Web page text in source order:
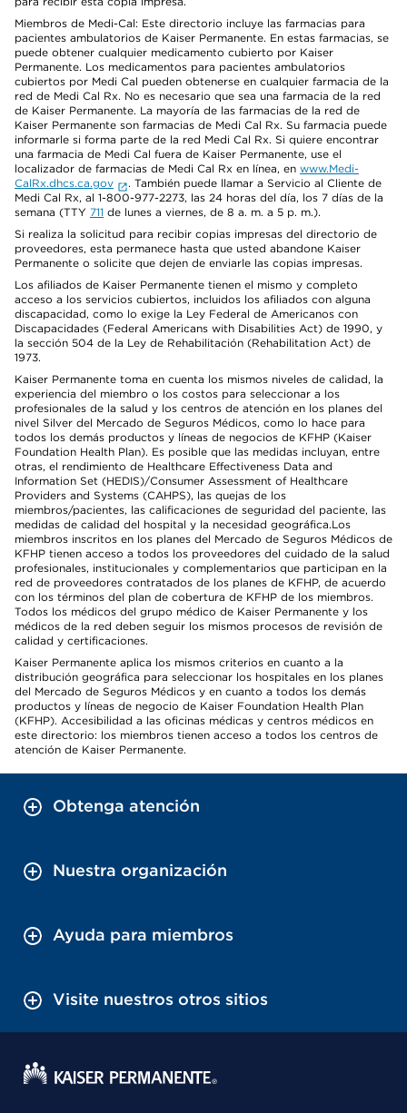
Miembros de Medi-Cal: Este directorio incluye las farmacias para
pacientes ambulatorios de Kaiser Permanente. En estas farmacias, se
puede obtener cualquier medicamento cubierto por Kaiser
Permanente. Los medicamentos para pacientes ambulatorios
cubiertos por Medi Cal pueden obtenerse en cualquier farmacia de la
red de Medi Cal Rx. No es necesario que sea una farmacia de la red
de Kaiser Permanente. La mayoría de las farmacias de la red de
Kaiser Permanente son farmacias de Medi Cal Rx. Su farmacia puede
informarle si forma parte de la red Medi Cal Rx. Si quiere encontrar
una farmacia de Medi Cal fuera de Kaiser Permanente, use el
localizador de farmacias de Medi Cal Rx en línea, en www.Medi-
CalRx.dhcs.ca.gov
. También puede llamar a Servicio al Cliente de
Medi Cal Rx, al 1-800-977-2273, las 24 horas del día, los 7 días de la
semana (TTY 711 de lunes a viernes, de 8 a. m. a 5 p. m.).
Si realiza la solicitud para recibir copias impresas del directorio de
proveedores, esta permanece hasta que usted abandone Kaiser
Permanente o solicite que dejen de enviarle las copias impresas.
Los afiliados de Kaiser Permanente tienen el mismo y completo
acceso a los servicios cubiertos, incluidos los afiliados con alguna
discapacidad, como lo exige la Ley Federal de Americanos con
Discapacidades (Federal Americans with Disabilities Act) de 1990, y
la sección 504 de la Ley de Rehabilitación (Rehabilitation Act) de
1973.
Kaiser Permanente toma en cuenta los mismos niveles de calidad, la
experiencia del miembro o los costos para seleccionar a los
profesionales de la salud y los centros de atención en los planes del
nivel Silver del Mercado de Seguros Médicos, como lo hace para
todos los demás productos y líneas de negocios de KFHP (Kaiser
Foundation Health Plan). Es posible que las medidas incluyan, entre
otras, el rendimiento de Healthcare Effectiveness Data and
Information Set (HEDIS)/Consumer Assessment of Healthcare
Providers and Systems (CAHPS), las quejas de los
miembros/pacientes, las calificaciones de seguridad del paciente, las
medidas de calidad del hospital y la necesidad geográfica.Los
miembros inscritos en los planes del Mercado de Seguros Médicos de
KFHP tienen acceso a todos los proveedores del cuidado de la salud
profesionales, institucionales y complementarios que participan en la
red de proveedores contratados de los planes de KFHP, de acuerdo
con los términos del plan de cobertura de KFHP de los miembros.
Todos los médicos del grupo médico de Kaiser Permanente y los
médicos de la red deben seguir los mismos procesos de revisión de
calidad y certificaciones.
Kaiser Permanente aplica los mismos criterios en cuanto a la
distribución geográfica para seleccionar los hospitales en los planes
del Mercado de Seguros Médicos y en cuanto a todos los demás
productos y líneas de negocio de Kaiser Foundation Health Plan
(KFHP). Accesibilidad a las oficinas médicas y centros médicos en
este directorio: los miembros tienen acceso a todos los centros de
atención de Kaiser Permanente.
Obtenga atención
Nuestra organización
Ayuda para miembros
Visite nuestros otros sitios